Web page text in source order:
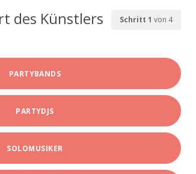
Schritt 1 von 4
des Künstlers
PARTYBANDS
PARTYDJS
SOLOMUSIKER